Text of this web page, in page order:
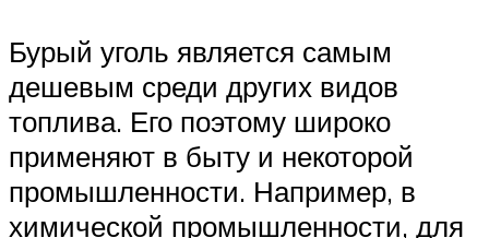
Бурый уголь является самым
дешевым среди других видов
топлива. Его поэтому широко
применяют в быту и некоторой
промышленности. Например, в
химической промышленности, для